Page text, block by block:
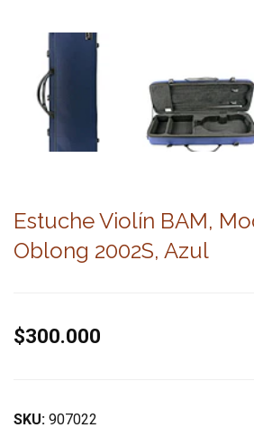
Estuche Violín BAM,
Oblong 2002S, Azul
$300.000
SKU: 907022